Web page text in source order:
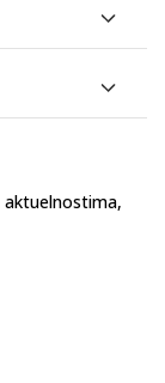
aktuelnostima,